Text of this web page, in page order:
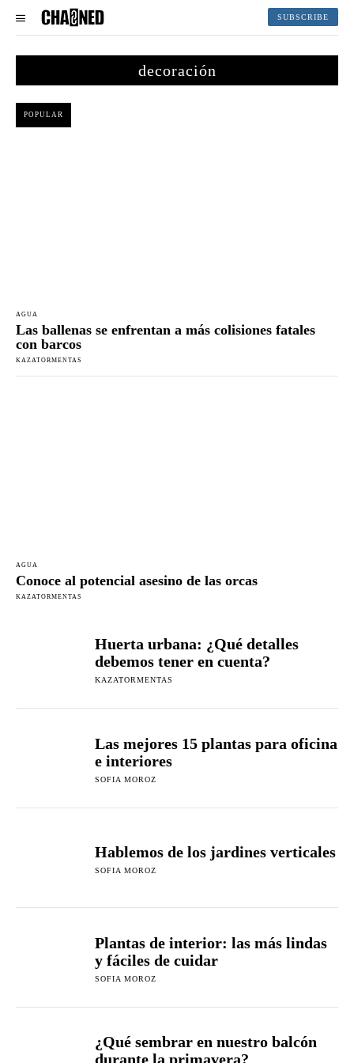
SUBSCRIBE
decoración
POPULAR
AGUA
Las ballenas se enfrentan a más colisiones fatales
con barcos
KAZATORMENTAS
AGUA
Conoce al potencial asesino de las orcas
KAZATORMENTAS
Huerta urbana: ¿Qué detalles
debemos tener en cuenta?
KAZATORMENTAS
Las mejores 15 plantas para oficina
e interiores
SOFIA MOROZ
Hablemos de los jardines verticales
SOFIA MOROZ
Plantas de interior: las más lindas
y fáciles de cuidar
SOFIA MOROZ
¿Qué sembrar en nuestro balcón
durante la primavera?